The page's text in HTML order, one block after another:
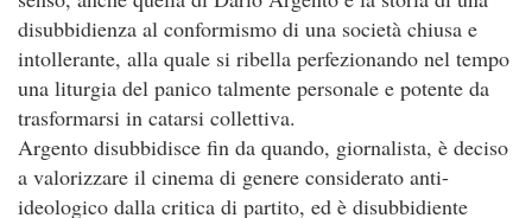
disubbidienza al conformismo di una società chiusa e
intollerante, alla quale si ribella perfezionando nel tempo
una liturgia del panico talmente personale e potente da
trasformarsi in catarsi collettiva.
Argento disubbidisce fin da quando, giornalista, è deciso
a valorizzare il cinema di genere considerato anti-
ideologico dalla critica di partito, ed è disubbidiente